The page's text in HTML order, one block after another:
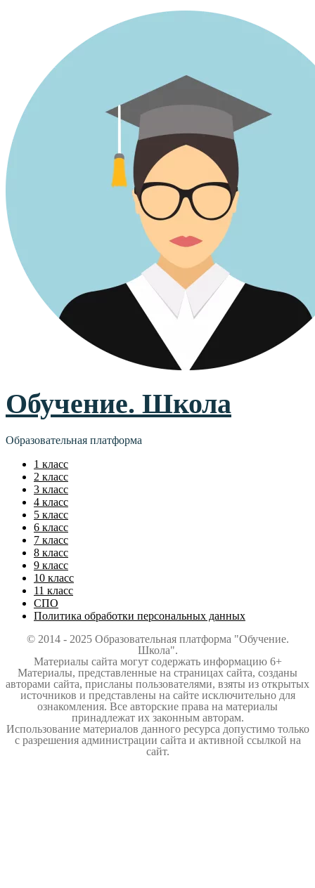
Обучение. Школа
Образовательная платформа
1 класс
2 класс
3 класс
4 класс
5 класс
6 класс
7 класс
8 класс
9 класс
10 класс
11 класс
СПО
Политика обработки персональных данных
© 2014 - 2025 Образовательная платформа "Обучение.
Школа".
Материалы сайта могут содержать информацию 6+
Материалы, представленные на страницах сайта, созданы
авторами сайта, присланы пользователями, взяты из открытых
источников и представлены на сайте исключительно для
ознакомления. Все авторские права на материалы
принадлежат их законным авторам.
Использование материалов данного ресурса допустимо только
с разрешения администрации сайта и активной ссылкой на
сайт.